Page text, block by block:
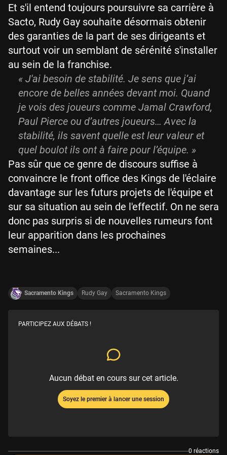
Et s'il entend toujours poursuivre sa carrière à
Sacto, Rudy Gay souhaite désormais obtenir
des garanties de la part de ses dirigeants et
surtout voir un semblant de sérénité s'installer
au sein de la franchise.
« J'ai besoin de stabilité. Je sens que j’ai
encore de belles années devant moi. Quand
je vois des joueurs comme Jamal Crawford,
Paul Pierce ou d’autres joueurs… Avec la
stabilité, ils savent quelle est leur valeur et
quel boulot ils ont à faire pour l’équipe. »
Pas sûr que ce genre de discours suffise à
convaincre le front office des Kings de l'éclaire
davantage sur les futurs projets de l'équipe et
sur sa situation au sein de l'effectif. On ne sera
donc pas surpris si de nouvelles rumeurs font
leur apparition dans les prochaines
semaines...
Sacramento Kings Rudy Gay Sacramento Kings
PARTICIPEZ AUX DÉBATS !
Aucun débat en cours sur cet article.
Soyez le premier à lancer une session
0 réactions